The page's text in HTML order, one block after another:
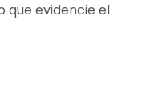
que evidencie el